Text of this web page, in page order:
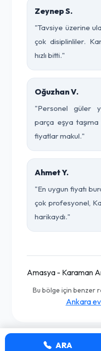
Zeynep S.
"Tavsiye üzerine
çok disiplinliler.
hızlı bitti."
Oğuzhan V.
"Personel güler
parça eşya taşıma
fiyatlar makul."
Ahmet Y.
"En uygun fiyatı
çok profesyonel,
harikaydı."
Amasya - Karaman
Bu bölge için benzer
Ankara
ARA